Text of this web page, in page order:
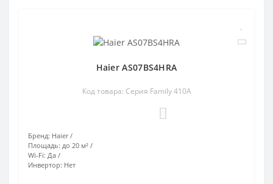
Haier AS07BS4HRA
Код товара: Серия Family 410A
Бренд: Haier
Площадь: до 20 м²
Wi-Fi: Да
Инвертор: Нет